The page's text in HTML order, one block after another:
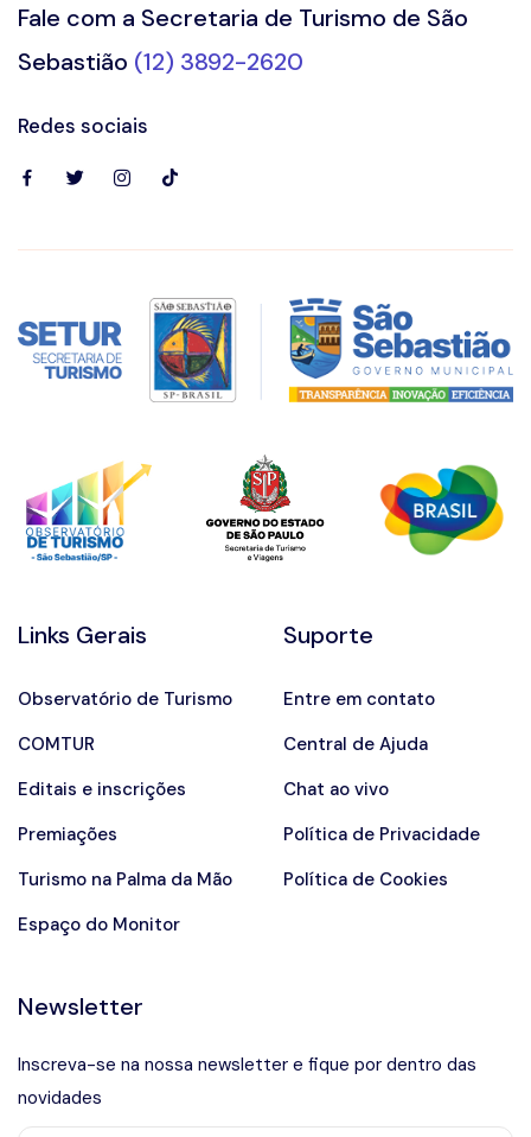
Fale com a Secretaria de Turismo de São
Sebastião (12) 3892-2620
Redes sociais
Links Gerais
Observatório de Turismo
COMTUR
Editais e inscrições
Premiações
Turismo na Palma da Mão
Espaço do Monitor
Suporte
Entre em contato
Central de Ajuda
Chat ao vivo
Política de Privacidade
Política de Cookies
Newsletter
Inscreva-se na nossa newsletter e fique por dentro das
novidades